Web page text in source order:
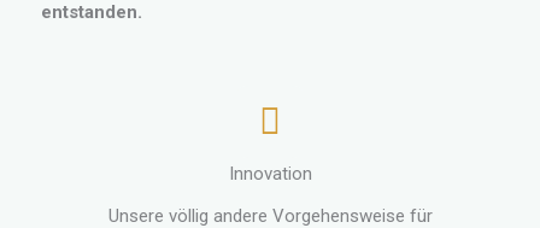
entstanden.
Innovation
Unsere völlig andere Vorgehensweise für